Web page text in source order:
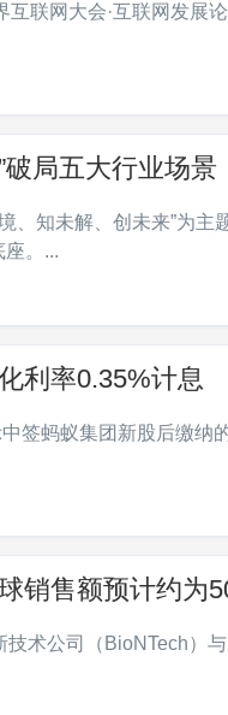
联网大会·互联网发展
破局五大行业场景
、知未解、创未来”为主
座。...
利率0.35%计息
签蚂蚁集团新股后缴纳
销售额预计约为
术公司（BioNTech）